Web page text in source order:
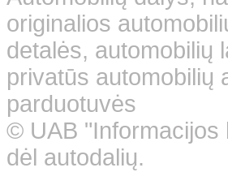
originalios
detalės, automobilių
privatūs automobilių
parduotuvės
© UAB "Informacijos
dėl autodalių.